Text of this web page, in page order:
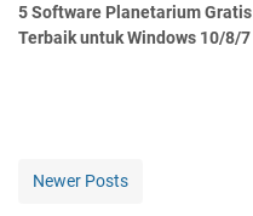
5 Software Planetarium Gratis
Terbaik untuk Windows 10/8/7
Newer Posts